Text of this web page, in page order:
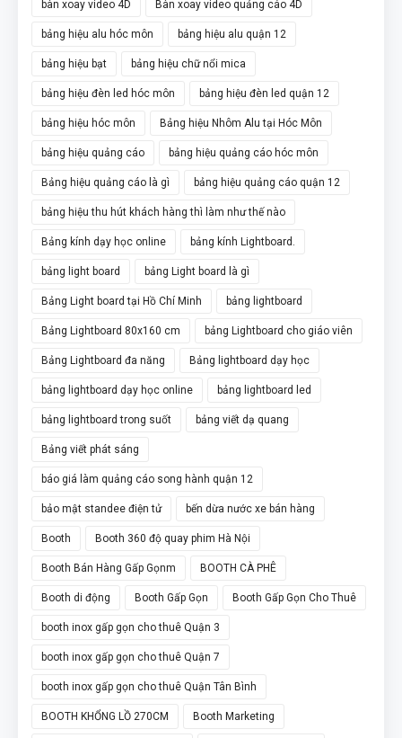
bàn xoay video 4D Bàn xoay video quảng cáo 4D
bảng hiệu alu hóc môn bảng hiệu alu quận 12
bảng hiệu bạt bảng hiệu chữ nổi mica
bảng hiệu đèn led hóc môn bảng hiệu đèn led quận 12
bảng hiệu hóc môn Bảng hiệu Nhôm Alu tại Hóc Môn
bảng hiệu quảng cáo bảng hiệu quảng cáo hóc môn
Bảng hiệu quảng cáo là gì bảng hiệu quảng cáo quận 12
bảng hiệu thu hút khách hàng thì làm như thế nào
Bảng kính dạy học online bảng kính Lightboard.
bảng light board bảng Light board là gì
Bảng Light board tại Hồ Chí Minh bảng lightboard
Bảng Lightboard 80x160 cm bảng Lightboard cho giáo viên
Bảng Lightboard đa năng Bảng lightboard dạy học
bảng lightboard dạy học online bảng lightboard led
bảng lightboard trong suốt bảng viết dạ quang
Bảng viết phát sáng
báo giá làm quảng cáo song hành quận 12
bảo mật standee điện tử bến dừa nước xe bán hàng
Booth Booth 360 độ quay phim Hà Nội
Booth Bán Hàng Gấp Gọnm BOOTH CÀ PHÊ
Booth di động Booth Gấp Gọn Booth Gấp Gọn Cho Thuê
booth inox gấp gọn cho thuê Quận 3
booth inox gấp gọn cho thuê Quận 7
booth inox gấp gọn cho thuê Quận Tân Bình
BOOTH KHỔNG LỒ 270CM Booth Marketing